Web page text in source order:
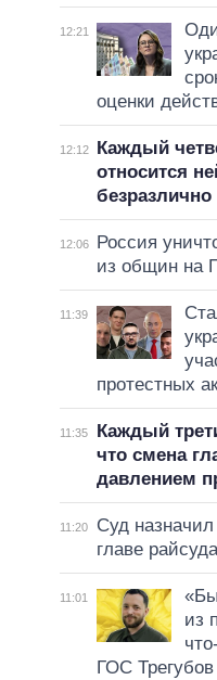
12:21
оценки
12:12
Каждый
относится
12:06
Россия
из общин на
11:39
протестных
11:35
Каждый
что смена
давлением
11:20
Суд
главе
11:01
из
ГОС